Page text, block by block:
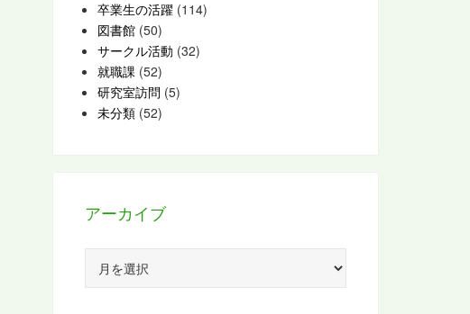
卒業生の活躍 (114)
図書館 (50)
サークル活動 (32)
就職課 (52)
研究室訪問 (5)
未分類 (52)
アーカイブ
カ